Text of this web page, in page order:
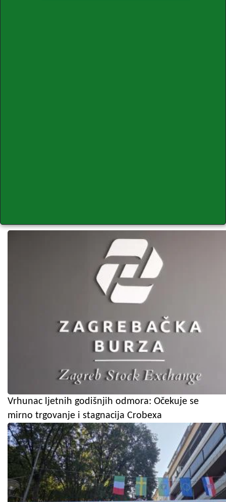
Vrhunac ljetnih godišnjih odmora: Očekuje se
mirno trgovanje i stagnacija Crobexa